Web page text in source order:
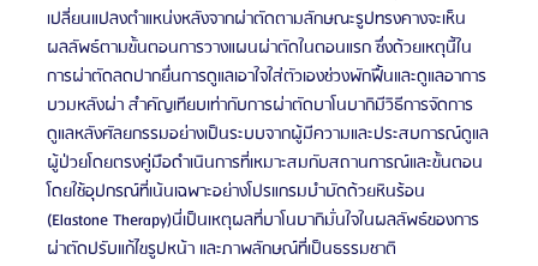
เปลี่ยนแปลงตำแหน่งหลังจากผ่าตัดตามลักษณะรูปทรงคางจะเห็น
ผลลัพธ์ตามขั้นตอนการวางแผนผ่าตัดในตอนแรก ซึ่งด้วยเหตุนี้ใน
การผ่าตัดลดปากยื่นการดูแลเอาใจใส่ตัวเองช่วงพักฟื้นและดูแลอาการ
บวมหลังผ่า สำคัญเทียบเท่ากับการผ่าตัดบาโนบากิมีวิธีการจัดการ
ดูแลหลังศัลยกรรมอย่างเป็นระบบจากผู้มีความและประสบการณ์ดูแล
ผู้ป่วยโดยตรงคู่มือดำเนินการที่เหมาะสมกับสถานการณ์และขั้นตอน
โดยใช้อุปกรณ์ที่เน้นเฉพาะอย่างโปรแกรมบำบัดด้วยหินร้อน
(Elastone Therapy)นี่เป็นเหตุผลที่บาโนบากิมั่นใจในผลลัพธ์ของการ
ผ่าตัดปรับแก้ไขรูปหน้า และภาพลักษณ์ที่เป็นธรรมชาติ